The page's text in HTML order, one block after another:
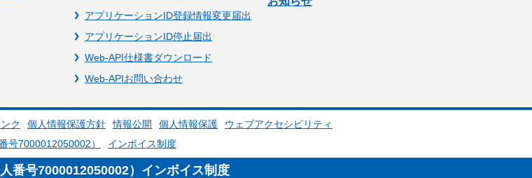
アプリケーションID登録情報変更届出
アプリケーションID停止届出
Web-API仕様書ダウンロード
Web-APIお問い合わせ
ク 個人情報保護方針 情報公開 個人情報保護
ウェブアクセシビリティ
号7000012050002）
インボイス制度
番号7000012050002）インボイス制度